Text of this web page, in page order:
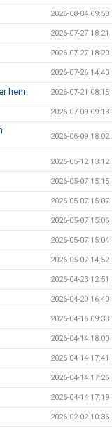
2026-08-04 09:50
2026-07-27 18:21
2026-07-27 18:20
2026-07-26 14:40
hem. 2026-07-21 08:15
2026-07-09 09:13
2026-06-09 18:02
2026-05-12 13:12
2026-05-07 15:15
2026-05-07 15:07
2026-05-07 15:06
2026-05-07 15:04
2026-05-07 14:52
2026-04-23 12:51
2026-04-20 16:40
2026-04-16 09:33
2026-04-14 18:00
2026-04-14 17:41
2026-04-14 17:26
2026-04-14 17:19
2026-02-02 10:36